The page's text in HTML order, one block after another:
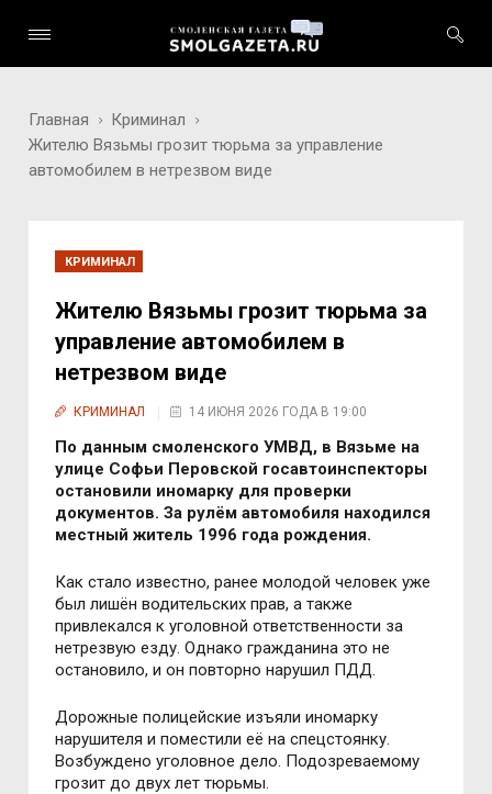
Главная
Криминал
Жителю Вязьмы грозит тюрьма за управление
автомобилем в нетрезвом виде
КРИМИНАЛ
Жителю Вязьмы грозит тюрьма за
управление автомобилем в
нетрезвом виде
КРИМИНАЛ 14 ИЮНЯ 2026 ГОДА В 19:00
По данным смоленского УМВД, в Вязьме на
улице Софьи Перовской госавтоинспекторы
остановили иномарку для проверки
документов. За рулём автомобиля находился
местный житель 1996 года рождения.
Как стало известно, ранее молодой человек уже
был лишён водительских прав, а также
привлекался к уголовной ответственности за
нетрезвую езду. Однако гражданина это не
остановило, и он повторно нарушил ПДД.
Дорожные полицейские изъяли иномарку
нарушителя и поместили её на спецстоянку.
Возбуждено уголовное дело. Подозреваемому
грозит до двух лет тюрьмы.